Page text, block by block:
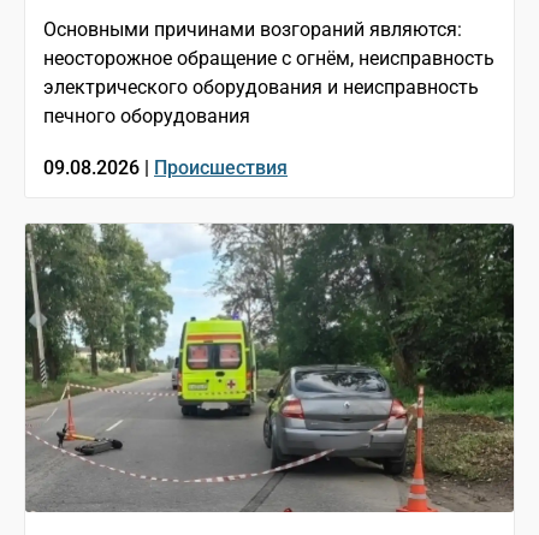
Основными причинами возгораний являются:
неосторожное обращение с огнём, неисправность
электрического оборудования и неисправность
печного оборудования
09.08.2026 | Происшествия